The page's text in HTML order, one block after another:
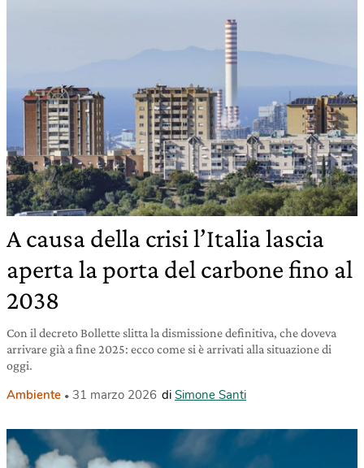
A causa della crisi l’Italia lascia
aperta la porta del carbone fino al
2038
Con il decreto Bollette slitta la dismissione definitiva, che doveva
arrivare già a fine 2025: ecco come si è arrivati alla situazione di
oggi.
Ambiente 31 marzo 2026 di Simone Santi